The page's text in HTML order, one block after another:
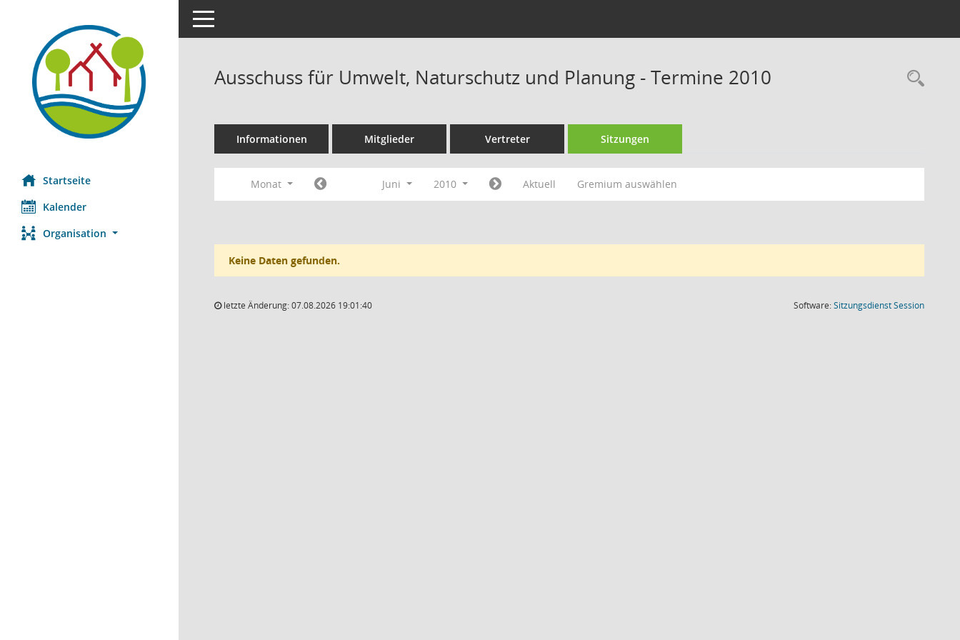
Startseite
Kalender
Organisation
Toggle navigation
Ausschuss für Umwelt, Naturschutz und Planung - Termine 2010
Informationen Mitglieder Vertreter Sitzungen
Monat Juni 2010 Aktuell Gremium auswählen
Keine Daten gefunden.
letzte Änderung: 07.08.2026 19:01:40 Software:SitzungsdienstSession(Wird in